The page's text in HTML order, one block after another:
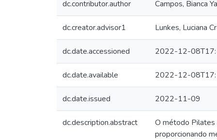
dc.contributor.author Campos, Bianca
dc.creator.advisor1 Lunkes, Luciana
dc.date.accessioned 2022-12-
dc.date.available 2022-12-
dc.date.issued 2022-11-09
dc.description.abstract
O método Pilates
proporcionando